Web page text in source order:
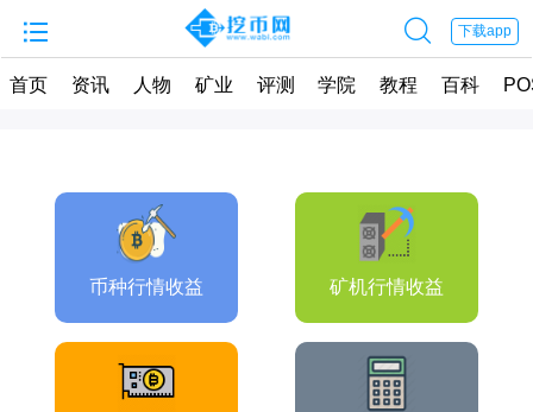
  下载app
首页 资讯 人物 矿业 评测 学院 教程 百科
币种行情收益 矿机行情收益